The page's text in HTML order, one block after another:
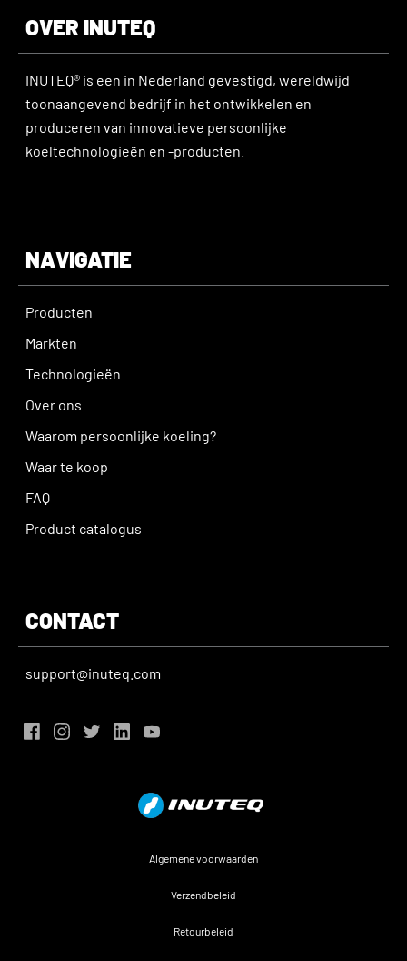
OVER INUTEQ
INUTEQ® is een in Nederland gevestigd, wereldwijd
toonaangevend bedrijf in het ontwikkelen en
produceren van innovatieve persoonlijke
koeltechnologieën en -producten.
NAVIGATIE
Producten
Markten
Technologieën
Over ons
Waarom persoonlijke koeling?
Waar te koop
FAQ
Product catalogus
CONTACT
support@inuteq.com
Algemene voorwaarden
Verzendbeleid
Retourbeleid